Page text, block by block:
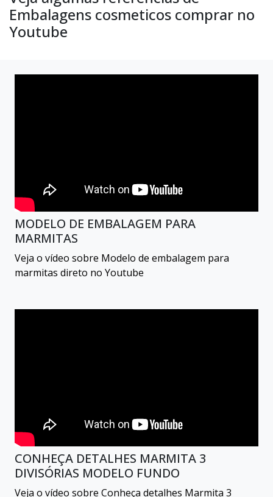
Embalagens cosmeticos comprar no
Youtube
MODELO DE EMBALAGEM PARA
MARMITAS
Veja o vídeo sobre Modelo de embalagem para
marmitas direto no Youtube
CONHEÇA DETALHES MARMITA 3
DIVISÓRIAS MODELO FUNDO
Veja o vídeo sobre Conheça detalhes Marmita 3